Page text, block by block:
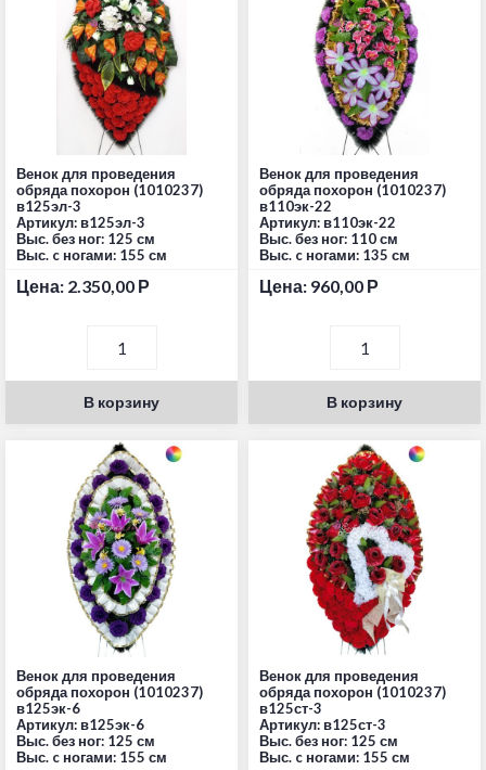
Венок для проведения
обряда похорон (1010237)
в125эл-3
Артикул: в125эл-3
Выс. без ног: 125 см
Выс. c ногами: 155 см
Цена: 2.350,00 Р
В корзину
Венок для проведения
обряда похорон (1010237)
в110эк-22
Артикул: в110эк-22
Выс. без ног: 110 см
Выс. c ногами: 135 см
Цена: 960,00 Р
В корзину
Венок для проведения
обряда похорон (1010237)
в125эк-6
Артикул: в125эк-6
Выс. без ног: 125 см
Выс. c ногами: 155 см
Венок для проведения
обряда похорон (1010237)
в125ст-3
Артикул: в125ст-3
Выс. без ног: 125 см
Выс. c ногами: 155 см